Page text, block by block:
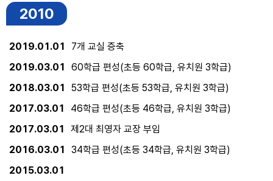
2010
2019.01.01
7개 교실 증축
2019.03.01
60학급 편성(초등 60학급, 유치원 3학급)
2018.03.01
53학급 편성(초등 53학급, 유치원 3학급)
2017.03.01
46학급 편성(초등 46학급, 유치원 3학급)
2017.03.01
제2대 최영자 교장 부임
2016.03.01
34학급 편성(초등 34학급, 유치원 3학급)
2015.03.01